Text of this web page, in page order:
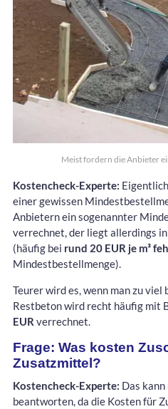
Meist fordern die Anbieter
Kostencheck-Experte:
einer gewissen
Anbietern ein sogenannter
verrechnet, der liegt allerdings
(häufig bei rund 20 EUR je m³
Mindestbestellmenge).
Teurer wird es, wenn man zu
Restbeton wird recht häufig mit
EUR verrechnet.
Frage: Was kosten
Zusatzmittel?
Kostencheck-Experte: Das
beantworten, da die Kosten für